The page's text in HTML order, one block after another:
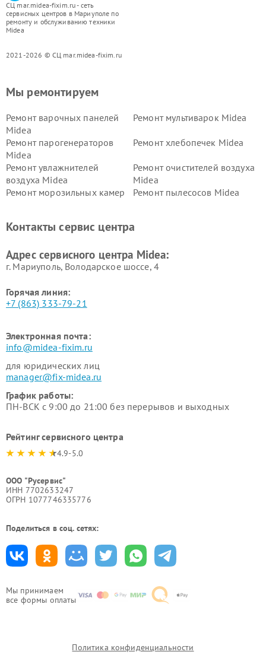
СЦ mar.midea-fixim.ru - сеть
сервисных центров в Мариуполе по
ремонту и обслуживанию техники
Midea
2021-2026 © СЦ mar.midea-fixim.ru
Мы принимаем
все формы оплаты
Мы ремонтируем
Ремонт варочных панелей
Midea
Ремонт мультиварок Midea
Ремонт парогенераторов
Midea
Ремонт хлебопечек Midea
Ремонт увлажнителей
воздуха Midea
Ремонт очистителей воздуха
Midea
Ремонт морозильных камер
Ремонт пылесосов Midea
пылесосов Midea
Midea
Контакты сервис центра
Адрес сервисного центра Midea:
г. Мариуполь, Володарское шоссе, 4
Горячая линия:
+7 (863) 333-79-21
Электронная почта:
info@midea-fixim.ru
для юридических лиц
manager@fix-midea.ru
График работы:
ПН-ВСК с 9:00 до 21:00 без перерывов и выходных
Рейтинг сервисного центра
4.9-5.0
ООО "Русервис"
ИНН 7702633247
ОГРН 1077746335776
Поделиться в соц. сетях:
Политика конфиденциальности